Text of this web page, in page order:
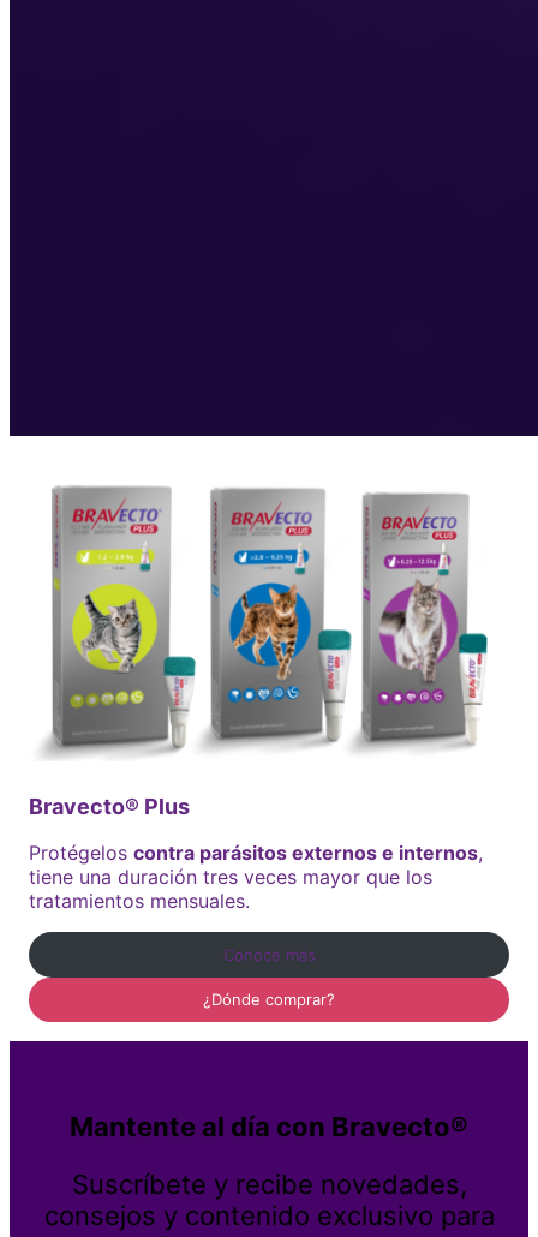
Bravecto® Plus
Protégelos contra parásitos externos e internos,
tiene una duración tres veces mayor que los
tratamientos mensuales.
Conoce más
¿Dónde comprar?
Mantente al día con Bravecto®
Suscríbete y recibe novedades,
consejos y contenido exclusivo para